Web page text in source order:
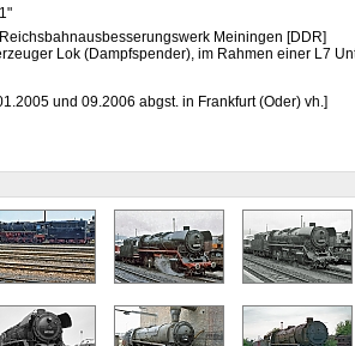
Meiningen [DDR]
Lok (Dampfspender), im Rahmen einer L7
und 09.2006 abgst. in Frankfurt (Oder) vh.]